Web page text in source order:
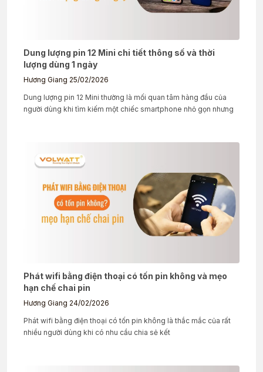
Dung lượng pin 12 Mini chi tiết thông số và thời
lượng dùng 1 ngày
Hương Giang 25/02/2026
Dung lượng pin 12 Mini thường là mối quan tâm hàng đầu của
người dùng khi tìm kiếm một chiếc smartphone nhỏ gọn nhưng
Phát wifi bằng điện thoại có tốn pin không và mẹo
hạn chế chai pin
Hương Giang 24/02/2026
Phát wifi bằng điện thoại có tốn pin không là thắc mắc của rất
nhiều người dùng khi có nhu cầu chia sẻ kết